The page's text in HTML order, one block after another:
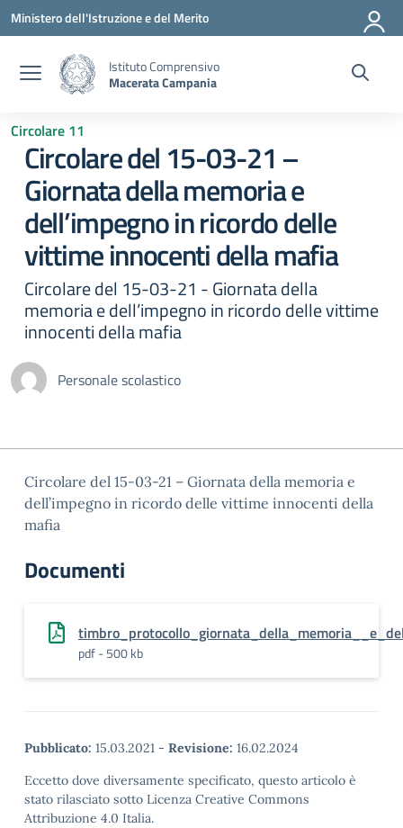
Vai ai contenuti
Vai al menu di navigazione
Vai al footer
Ministero dell'Istruzione e del Merito
Istituto Comprensivo
Macerata Campania
Circolare 11
Circolare del 15-03-21 –
Giornata della memoria e
dell’impegno in ricordo delle
vittime innocenti della mafia
Circolare del 15-03-21 - Giornata della
memoria e dell’impegno in ricordo delle vittime
innocenti della mafia
Personale scolastico
Circolare del 15-03-21 – Giornata della memoria e
dell’impegno in ricordo delle vittime innocenti della
mafia
Documenti
pdf - 500 kb
Pubblicato: 15.03.2021 - Revisione: 16.02.2024
Eccetto dove diversamente specificato, questo articolo è
stato rilasciato sotto Licenza Creative Commons
Attribuzione 4.0 Italia.